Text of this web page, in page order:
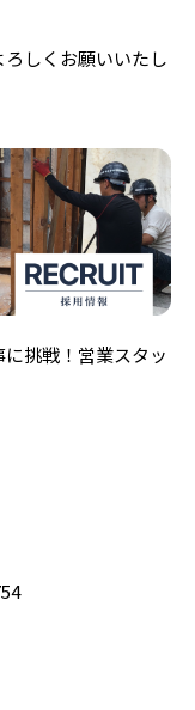
しくお願いいたし
挑戦！営業スタッ